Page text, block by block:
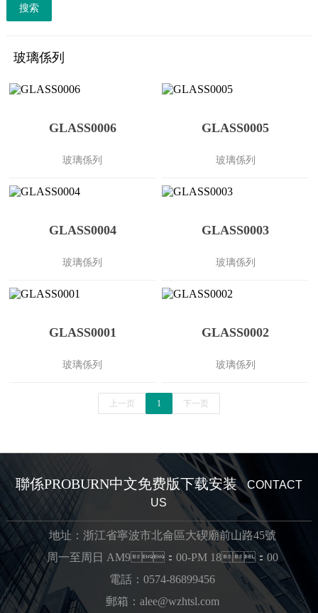
搜索
玻璃係列
GLASS0006
玻璃係列
GLASS0005
玻璃係列
GLASS0004
玻璃係列
GLASS0003
玻璃係列
GLASS0001
玻璃係列
GLASS0002
玻璃係列
上一页 1 下一页
聯係PROBURN中文免费版下载安装
CONTACT
US
地址：浙江省寧波市北侖區大碶廟前山路45號
周一至周日 AM9：00-PM 18：00
電話：0574-86899456
郵箱：alee@wzhtsl.com